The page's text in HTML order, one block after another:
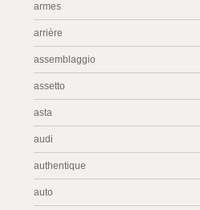
armes
arrière
assemblaggio
assetto
asta
audi
authentique
auto